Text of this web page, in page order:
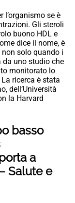
l’organismo se è
Gli steroli
buono HDL e
dice il nome, è
solo quando i
uno studio che
monitorato lo
ricerca è stata
dell’Università
la Harvard
basso
a
Salute e